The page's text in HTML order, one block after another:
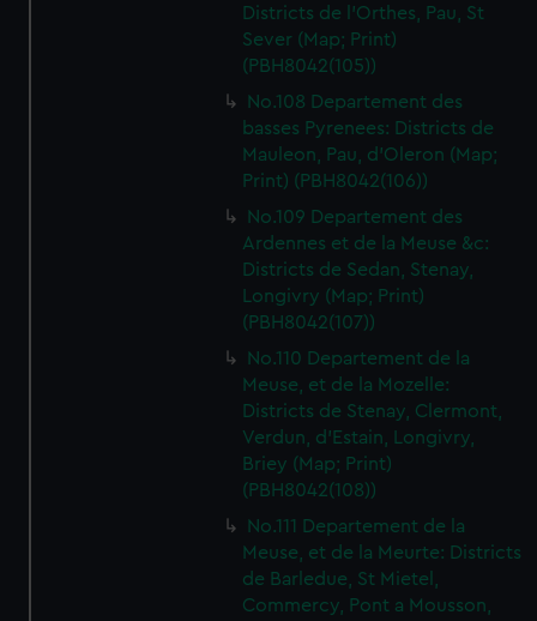
Districts de l'Orthes, Pau, St
Sever (Map; Print)
(PBH8042(105))
No.108 Departement des
basses Pyrenees: Districts de
Mauleon, Pau, d'Oleron (Map;
Print) (PBH8042(106))
No.109 Departement des
Ardennes et de la Meuse &c:
Districts de Sedan, Stenay,
Longivry (Map; Print)
(PBH8042(107))
No.110 Departement de la
Meuse, et de la Mozelle:
Districts de Stenay, Clermont,
Verdun, d'Estain, Longivry,
Briey (Map; Print)
(PBH8042(108))
No.111 Departement de la
Meuse, et de la Meurte: Districts
de Barledue, St Mietel,
Commercy, Pont a Mousson,